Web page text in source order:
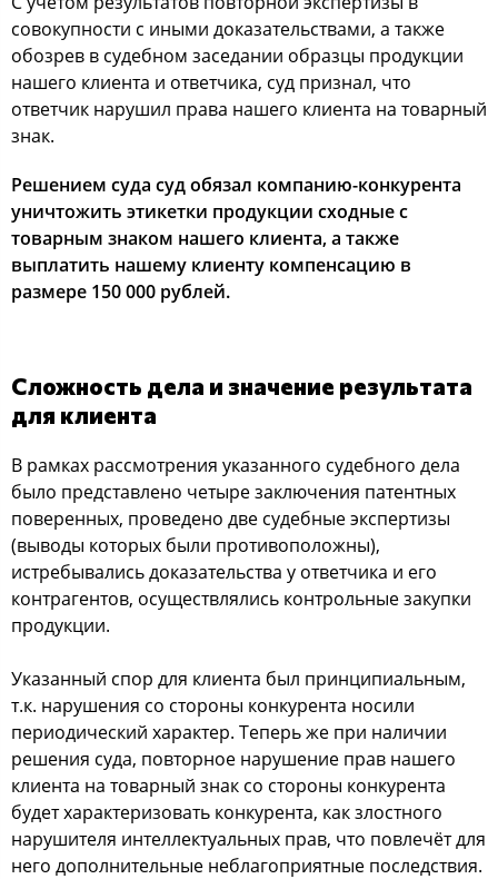
совокупности с иными доказательствами, а также
обозрев в судебном заседании образцы продукции
нашего клиента и ответчика, суд признал, что
ответчик нарушил права нашего клиента на товарный
знак.
Решением суда суд обязал компанию-конкурента
уничтожить этикетки продукции сходные с
товарным знаком нашего клиента, а также
выплатить нашему клиенту компенсацию в
размере 150 000 рублей.
Сложность дела и значение результата
для клиента
В рамках рассмотрения указанного судебного дела
было представлено четыре заключения патентных
поверенных, проведено две судебные экспертизы
(выводы которых были противоположны),
истребывались доказательства у ответчика и его
контрагентов, осуществлялись контрольные закупки
продукции.
Указанный спор для клиента был принципиальным,
т.к. нарушения со стороны конкурента носили
периодический характер. Теперь же при наличии
решения суда, повторное нарушение прав нашего
клиента на товарный знак со стороны конкурента
будет характеризовать конкурента, как злостного
нарушителя интеллектуальных прав, что повлечёт для
него дополнительные неблагоприятные последствия.